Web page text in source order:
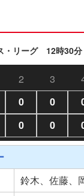
リーグ 12時30分
2 3
0 0
0 0
鈴木、佐藤、